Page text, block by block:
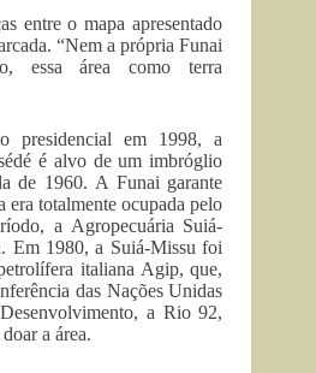
entre o mapa apresentado
“Nem a própria Funai
essa área como terra
presidencial em 1998, a
é alvo de um imbróglio
de 1960. A Funai garante
era totalmente ocupada pelo
a Agropecuária Suiá-
Em 1980, a Suiá-Missu foi
italiana Agip, que,
das Nações Unidas
a Rio 92,
a área.